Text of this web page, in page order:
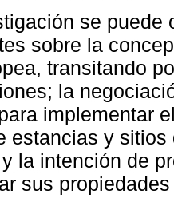
se puede
sobre la
transitando
la
implementar
estancias y
la intención de
sus